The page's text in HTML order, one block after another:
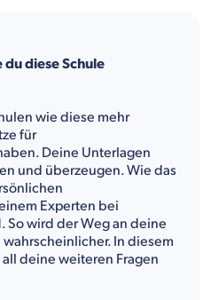
diese Schule
wie diese mehr
für
Deine Unterlagen
und überzeugen. Wie das
Experten bei
So wird der Weg an deine
In diesem
deine weiteren Fragen